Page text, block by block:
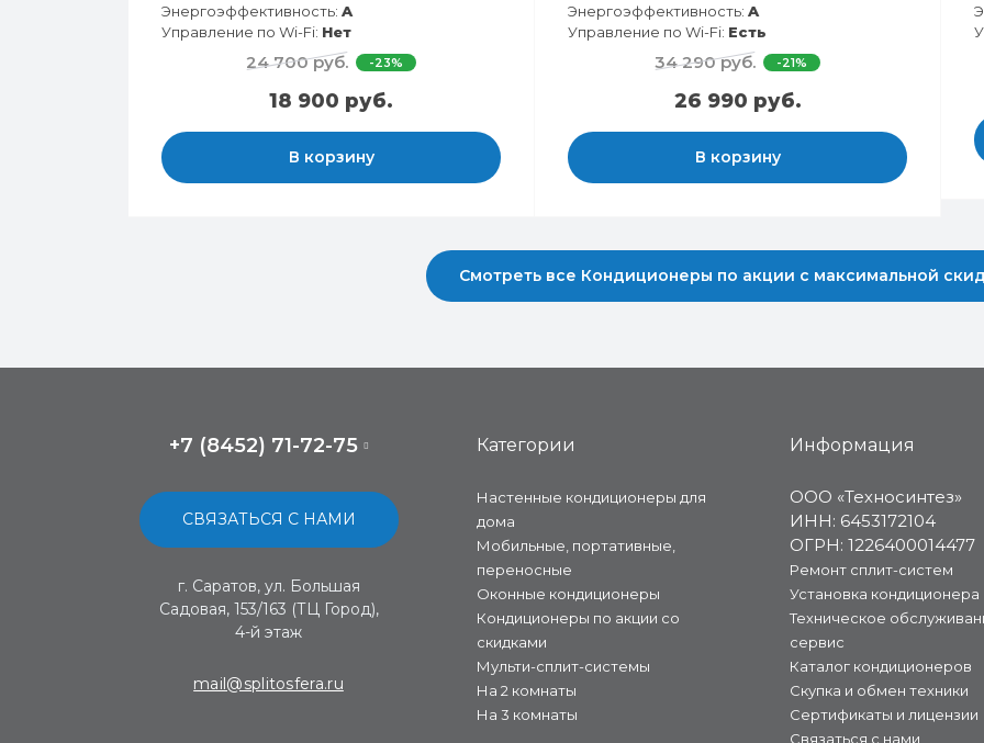
Энергоэффективность: A
Управление по Wi-Fi: Нет
24 700 руб. -23%
18 900 руб.
В корзину
Энергоэффективность: A
Управление по Wi-Fi: Есть
34 290 руб. -21%
26 990 руб.
В корзину
Смотреть все Кондиционеры по акции с максимальной
+7 (8452) 71-72-75
СВЯЗАТЬСЯ С НАМИ
г. Саратов, ул. Большая
Садовая, 153/163 (ТЦ Город),
4-й этаж
mail@splitosfera.ru
Категории
Настенные кондиционеры для
дома
Мобильные, портативные,
переносные
Оконные кондиционеры
Кондиционеры по акции со
скидками
Мульти-сплит-системы
На 2 комнаты
На 3 комнаты
Информация
ООО «Техносинтез»
ИНН: 6453172104
ОГРН: 1226400014477
Ремонт сплит-систем
Установка кондиционера
Техническое
сервис
Каталог кондиционеров
Скупка и обмен техники
Сертификаты и лицензии
Связаться с нами